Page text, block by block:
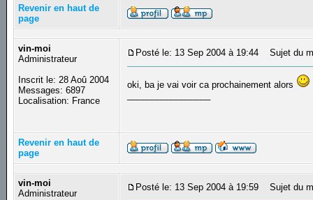
Revenir en haut de
page
vin-moi
Administrateur
Inscrit le: 28 Aoû 2004
Messages: 6897
Localisation: France
Posté le: 13 Sep 2004 à 19:44 Sujet du
oki, ba je vai voir ca prochainement alors
Revenir en haut de
page
vin-moi
Administrateur
Posté le: 13 Sep 2004 à 19:59 Sujet du